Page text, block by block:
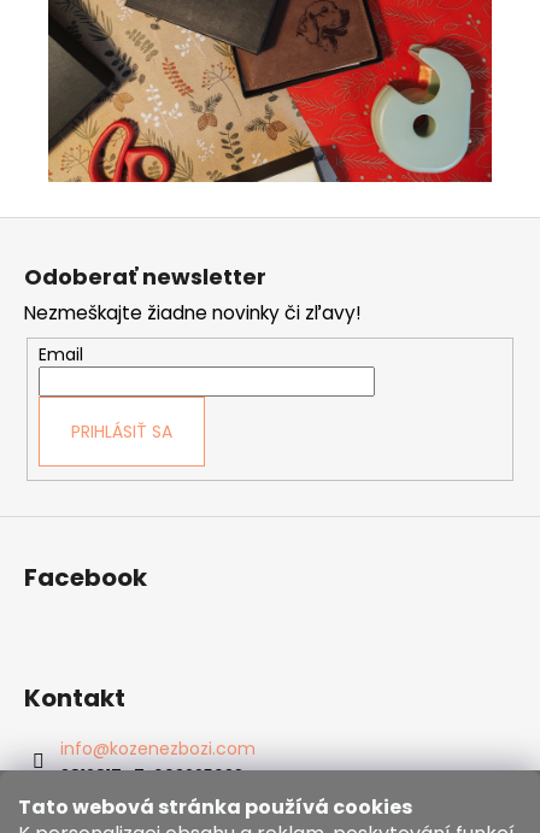
Tato webová stránka používá cookies
Z
Odoberať newsletter
Nezmeškajte žiadne novinky či zľavy!
Email
PRIHLÁSIŤ SA
Facebook
Kontakt
info@kozenezbozi.com
381281747, 603225633
603225633